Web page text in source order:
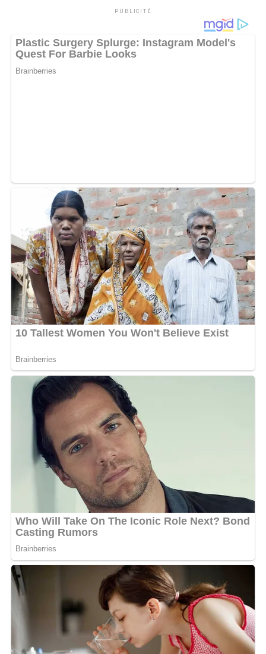
En ce qui concerne les arbitres, ils sont au nombre de
quatre à prendre part à la compétition. Il s’agit
notamment de Ghislain Pierre Atcho, Tanguy Mebiame,
Boris Ditsoga, Amos Abeigne Ndong. Eux tous ont déjà
eu la chance de diriger des rencontres au cours de la
Grosse forge de l’ombre, Eric Otogo Castane représente
aussi le Gabon à cette CAN 2025. Aux côtés de la CAF, il
a pour noble mission de veiller au respect du cahier de
charge organisationnel sur le terrain. Pareil pour
Nervakez Motion, membre influent de l’équipe créative
de la CAF, chargée de la direction artistique, du design
et de la production audiovisuelle.
MOTS-CLÉS : UNE
PUBLICITÉ